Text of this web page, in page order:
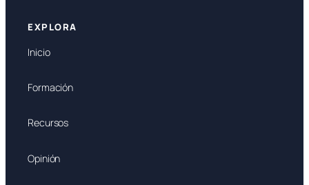
EXPLORA
Inicio
Formación
Recursos
Opinión